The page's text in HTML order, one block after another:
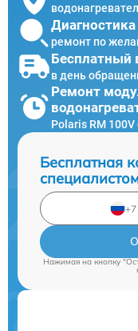
ремонт по
Бесплатный
в день
Ремонт
Polaris RM
Бесплатная
Нажимая на кнопку